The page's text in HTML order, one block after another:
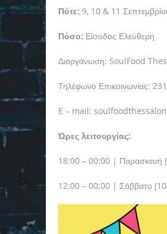
Πότε: 9, 10 & 11
Πόσο: Είσοδος Ελεύθερη
Διοργάνωση: SoulFood
Τηλέφωνο Επικοινωνίας:
E – mail:
Ώρες λειτουργίας:
18:00 – 00:00 | Παρασκευή
12:00 – 00:00 | Σάββατο